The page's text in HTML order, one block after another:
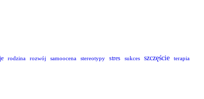
rodzina rozwój samoocena stereotypy stres sukces szczęście
terapia